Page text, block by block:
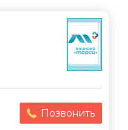
Позвонить